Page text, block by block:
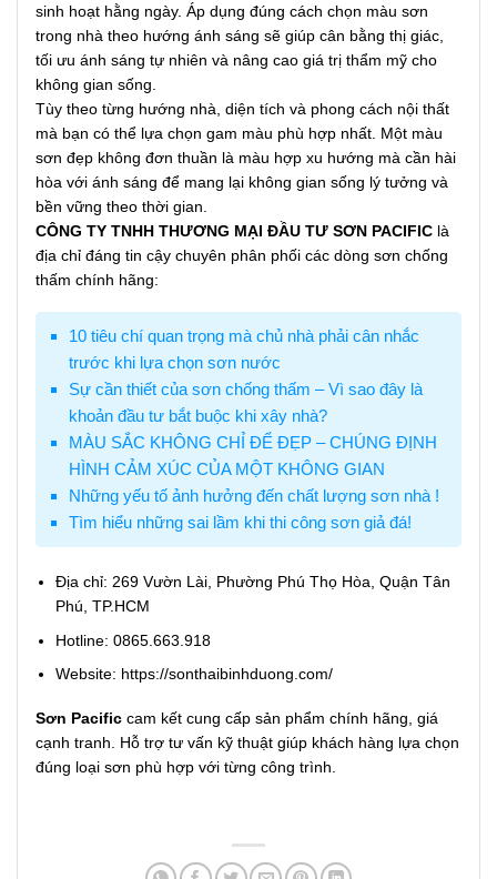
sinh hoạt hằng ngày. Áp dụng đúng cách chọn màu sơn
trong nhà theo hướng ánh sáng sẽ giúp cân bằng thị giác,
tối ưu ánh sáng tự nhiên và nâng cao giá trị thẩm mỹ cho
không gian sống.
Tùy theo từng hướng nhà, diện tích và phong cách nội thất
mà bạn có thể lựa chọn gam màu phù hợp nhất. Một màu
sơn đẹp không đơn thuần là màu hợp xu hướng mà cần hài
hòa với ánh sáng để mang lại không gian sống lý tưởng và
bền vững theo thời gian.
CÔNG TY TNHH THƯƠNG MẠI ĐẦU TƯ SƠN PACIFIC là
địa chỉ đáng tin cậy chuyên phân phối các dòng sơn chống
thấm chính hãng:
10 tiêu chí quan trọng mà chủ nhà phải cân nhắc
trước khi lựa chọn sơn nước
Sự cần thiết của sơn chống thấm – Vì sao đây là
khoản đầu tư bắt buộc khi xây nhà?
MÀU SẮC KHÔNG CHỈ ĐỂ ĐẸP – CHÚNG ĐỊNH
HÌNH CẢM XÚC CỦA MỘT KHÔNG GIAN
Những yếu tố ảnh hưởng đến chất lượng sơn nhà !
Tìm hiểu những sai lầm khi thi công sơn giả đá!
Địa chỉ: 269 Vườn Lài, Phường Phú Thọ Hòa, Quận Tân
Phú, TP.HCM
Hotline:0865.663.918
Website: https://sonthaibinhduong.com/
Sơn Pacific cam kết cung cấp sản phẩm chính hãng, giá
cạnh tranh. Hỗ trợ tư vấn kỹ thuật giúp khách hàng lựa chọn
đúng loại sơn phù hợp với từng công trình.